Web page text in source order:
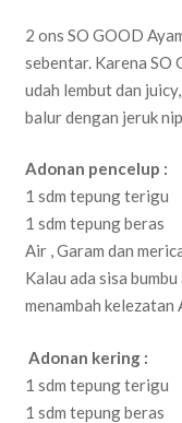
2 ons SO GOOD
sebentar. Karena
udah lembut dan
balur dengan jeruk
Adonan pencelup :
1 sdm tepung terigu
1 sdm tepung beras
Air , Garam dan
Kalau ada sisa
menambah kelezatan
Adonan kering :
1 sdm tepung terigu
1 sdm tepung beras